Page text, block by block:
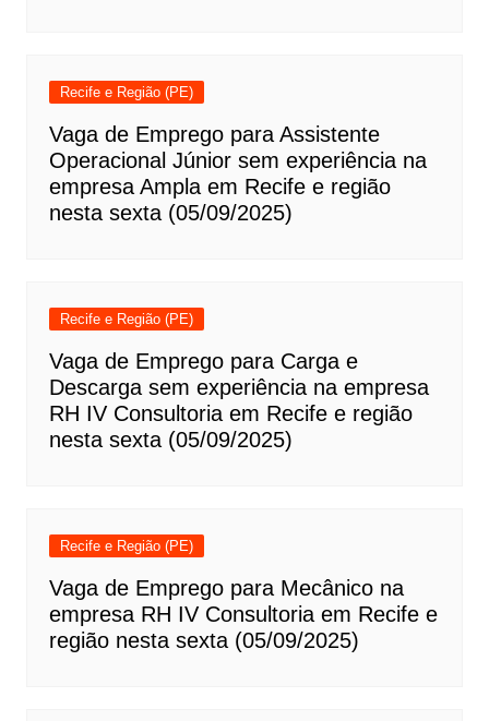
Recife e Região (PE)
Vaga de Emprego para Assistente
Operacional Júnior sem experiência na
empresa Ampla em Recife e região
nesta sexta (05/09/2025)
Recife e Região (PE)
Vaga de Emprego para Carga e
Descarga sem experiência na empresa
RH IV Consultoria em Recife e região
nesta sexta (05/09/2025)
Recife e Região (PE)
Vaga de Emprego para Mecânico na
empresa RH IV Consultoria em Recife e
região nesta sexta (05/09/2025)